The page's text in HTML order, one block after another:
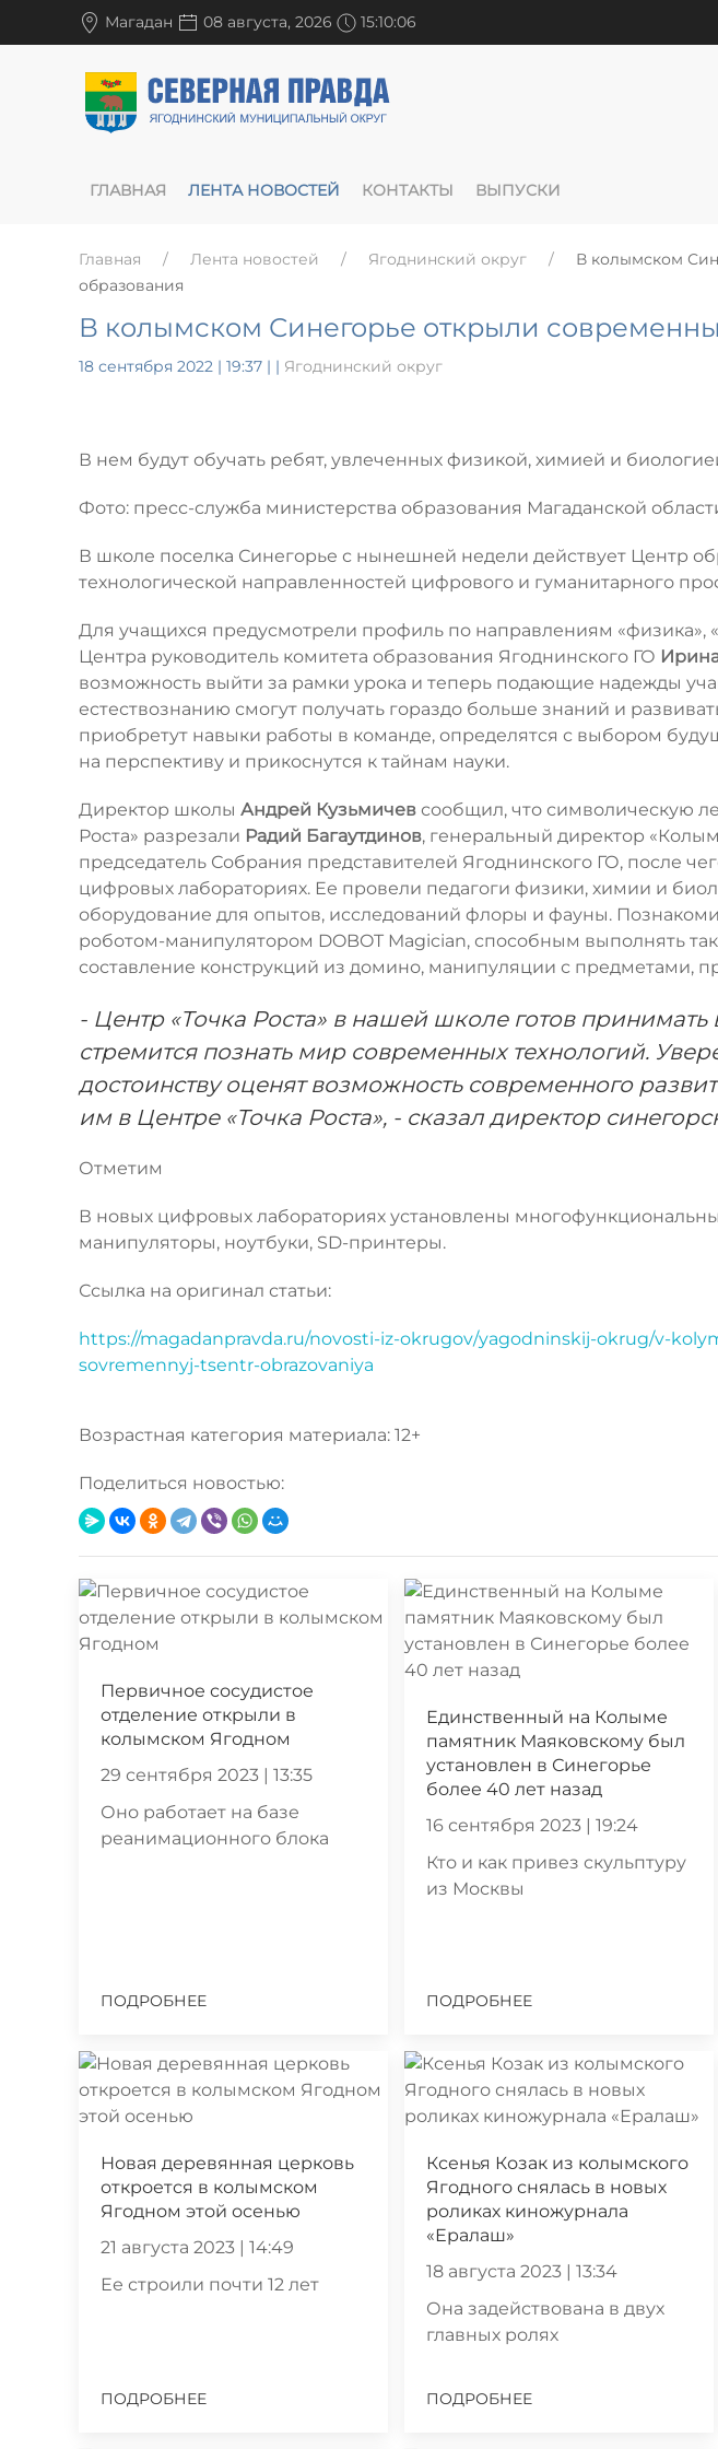
Магадан 08 августа, 2026 15:10:06
ГЛАВНАЯ ЛЕНТА НОВОСТЕЙ КОНТАКТЫ ВЫПУСКИ
Главная Лента новостей Ягоднинский округ
В колымском
образования
В колымском Синегорье открыли
18 сентября 2022 | 19:37 | | Ягоднинский округ
В нем будут обучать ребят, увлеченных физикой, химией и
Фото: пресс-служба министерства образования Магаданской
В школе поселка Синегорье с нынешней недели действует Центр
технологической направленностей цифрового и гуманитарного
Для учащихся предусмотрели профиль по направлениям «физика»,
Центра руководитель комитета образования Ягоднинского ГО
возможность выйти за рамки урока и теперь подающие надежды
естествознанию смогут получать гораздо больше знаний и
приобретут навыки работы в команде, определятся с выбором
на перспективу и прикоснутся к тайнам науки.
Директор школы Андрей Кузьмичев сообщил, что символическую
Роста» разрезали Радий Багаутдинов, генеральный директор
председатель Собрания представителей Ягоднинского ГО, после
цифровых лабораториях. Ее провели педагоги физики, химии и
оборудование для опытов, исследований флоры и фауны.
роботом-манипулятором DOBOT Magician, способным выполнять
составление конструкций из домино, манипуляции с предметами,
- Центр «Точка Роста» в нашей школе готов принимать
стремится познать мир современных технологий.
достоинству оценят возможность современного
им в Центре «Точка Роста», - сказал директор
Отметим
В новых цифровых лабораториях установлены
манипуляторы, ноутбуки, SD-принтеры.
Ссылка на оригинал статьи:
https://magadanpravda.ru/novosti-iz-okrugov/yagodninskij-okrug/v-
sovremennyj-tsentr-obrazovaniya
Возрастная категория материала: 12+
Поделиться новостью:
Первичное сосудистое
отделение открыли в
колымском Ягодном
29 сентября 2023 | 13:35
Оно работает на базе
реанимационного блока
ПОДРОБНЕЕ
Единственный на Колыме
памятник Маяковскому был
установлен в Синегорье
более 40 лет назад
16 сентября 2023 | 19:24
Кто и как привез скульптуру
из Москвы
ПОДРОБНЕЕ
Новая деревянная церковь
откроется в колымском
Ягодном этой осенью
21 августа 2023 | 14:49
Ее строили почти 12 лет
ПОДРОБНЕЕ
Ксенья Козак из колымского
Ягодного снялась в новых
роликах киножурнала
«Ералаш»
18 августа 2023 | 13:34
Она задействована в двух
главных ролях
ПОДРОБНЕЕ